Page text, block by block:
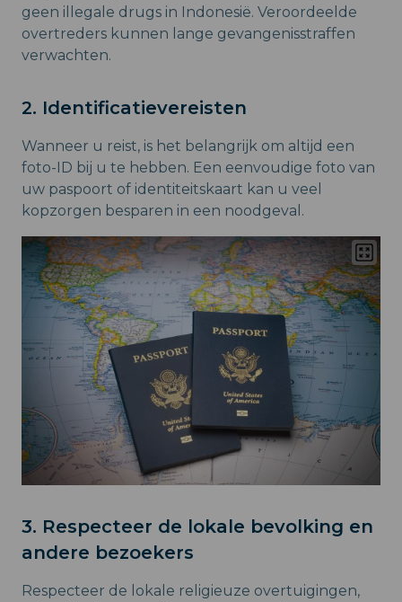
geen illegale drugs in Indonesië. Veroordeelde
overtreders kunnen lange gevangenisstraffen
verwachten.
2. Identificatievereisten
Wanneer u reist, is het belangrijk om altijd een
foto-ID bij u te hebben. Een eenvoudige foto van
uw paspoort of identiteitskaart kan u veel
kopzorgen besparen in een noodgeval.
3. Respecteer de lokale bevolking en
andere bezoekers
Respecteer de lokale religieuze overtuigingen,